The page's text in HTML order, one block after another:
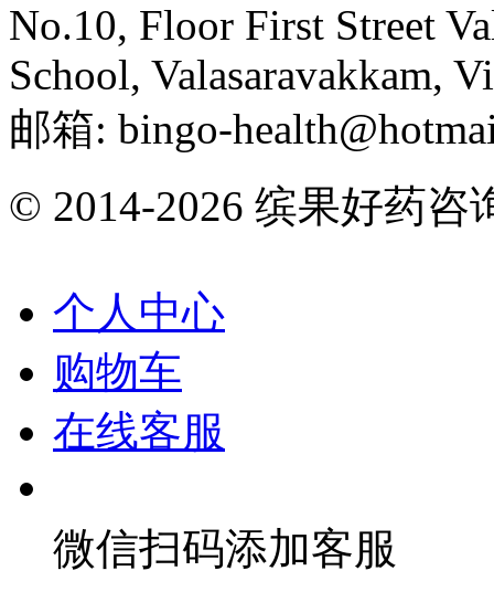
No.10, Floor First Street
School, Valasaravakkam,
邮箱: bingo-
© 2014-2026 缤果好药咨
个人中心
购物车
在线客服
微信扫码添加客服